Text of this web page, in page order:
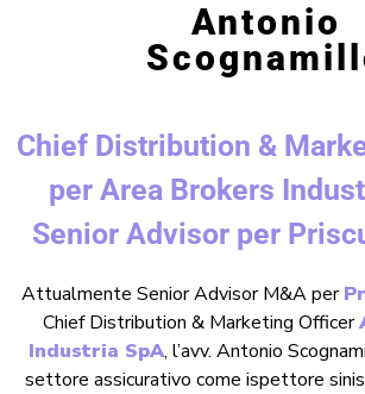
Antonio
Chief Distribution &
per Area Brokers
Senior Advisor per
Attualmente Senior Advisor M&A per
Chief Distribution & Marketing Officer
Industria SpA, l’avv. Antonio
settore assicurativo come ispettore